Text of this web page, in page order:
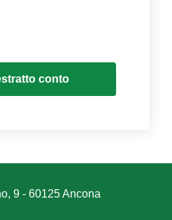
conto
9 - 60125 Ancona